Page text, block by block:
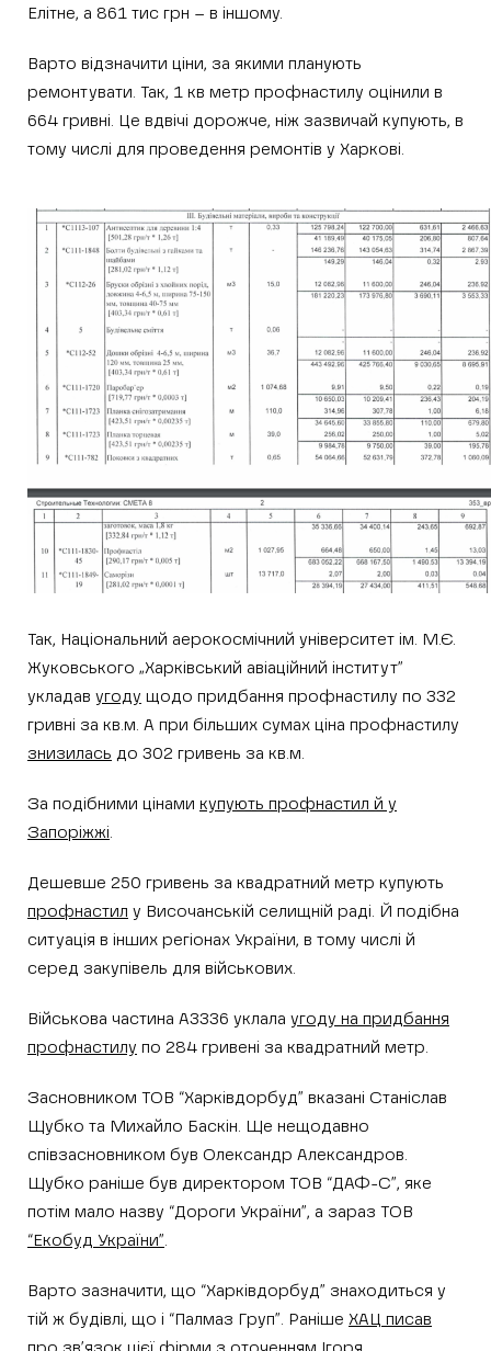
Елітне, а 861 тис грн – в іншому.
Варто відзначити ціни, за якими планують
ремонтувати. Так, 1 кв метр профнастилу оцінили в
664 гривні. Це вдвічі дорожче, ніж зазвичай купують, в
тому числі для проведення ремонтів у Харкові.
Так, Національний аерокосмічний університет ім. М.Є.
Жуковського „Харківський авіаційний інститут”
укладав угоду щодо придбання профнастилу по 332
гривні за кв.м. А при більших сумах ціна профнастилу
знизилась до 302 гривень за кв.м.
За подібними цінами купують профнастил й у
Запоріжжі
Дешевше 250 гривень за квадратний метр купують
профнастил у Височанській селищній раді. Й подібна
ситуація в інших регіонах України, в тому числі й
серед закупівель для військових.
Військова частина А3336 уклала угоду на придбання
профнастилу по 284 гривені за квадратний метр.
Засновником ТОВ “Харківдорбуд” вказані Станіслав
Щубко та Михайло Баскін. Ще нещодавно
співзасновником був Олександр Александров.
Щубко раніше був директором ТОВ “ДАФ-С”, яке
потім мало назву “Дороги України”, а зараз ТОВ
“Екобуд України”
Варто зазначити, що “Харківдорбуд” знаходиться у
тій ж будівлі, що і “Палмаз Груп”. Раніше ХАЦ писав